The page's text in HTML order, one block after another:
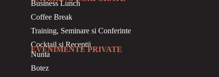
BusinessLunch
Coffee Break
Training, Seminare si Conferinte
Cocktail si Receptii
EVENIMENTE PRIVATE
Nunta
Botez